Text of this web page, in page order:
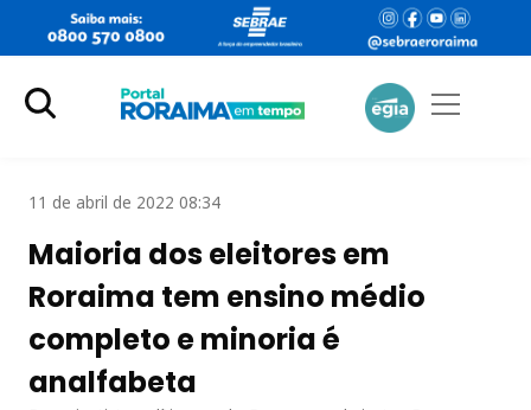
11 de abril de 2022 08:34
Maioria dos eleitores em
Roraima tem ensino médio
completo e minoria é
analfabeta